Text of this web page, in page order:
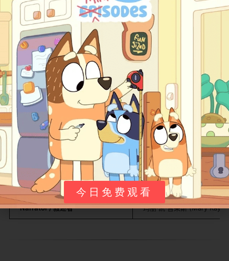
而鲍里斯则让埃尔默明白了勇气有时意味着承认恐惧并依
然选择前行。最终，他们需要共同面对岛屿沉没的危机，
并找到一个让所有生物都能和平共处的未来。
​主要角色介绍：​
角色名 (英文/中文) 配音演员
​Elmer Elevator / 埃尔默·埃莱瓦托​ 雅各布·特伦布莱 (Jacob
​Boris / 鲍里斯​ 加滕·马塔拉佐 (Gaten
​The Cat / 猫​ 乌比·戈德堡 (Whoopi
​Saiwa / 赛瓦​ 伊恩·麦克肖恩 (Ian
​Dela / 黛拉​ 戈尔什菲·法拉哈尼
​Narrator / 叙述者​ 玛丽·凯·普莱斯 (Mary Kay
今日免费观看